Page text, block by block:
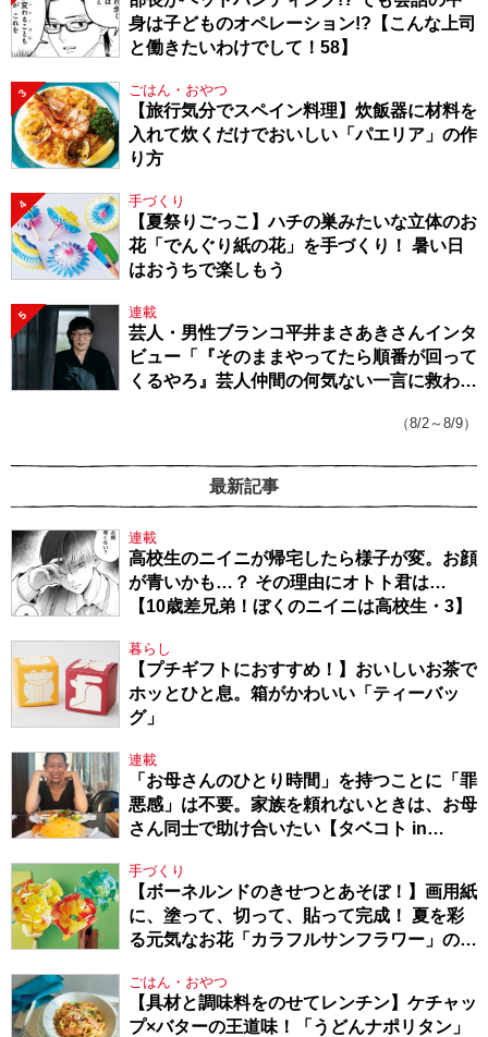
身は子どものオペレーション!?【こんな上司
と働きたいわけでして！58】
3 ごはん・おやつ
【旅行気分でスペイン料理】炊飯器に材料を
入れて炊くだけでおいしい「パエリア」の作
り方
4 手づくり
【夏祭りごっこ】ハチの巣みたいな立体のお
花「でんぐり紙の花」を手づくり！ 暑い日
はおうちで楽しもう
5 連載
芸人・男性ブランコ平井まさあきさんインタ
ビュー「『そのままやってたら順番が回って
くるやろ』芸人仲間の何気ない一言に救われ
（8/2～8/9）
最新記事
連載
高校生のニイニが帰宅したら様子が変。お顔
が青いかも…？ その理由にオトト君は…
【10歳差兄弟！ぼくのニイニは高校生・3】
暮らし
【プチギフトにおすすめ！】おいしいお茶で
ホッとひと息。箱がかわいい「ティーバッ
グ」
連載
「お母さんのひとり時間」を持つことに「罪
悪感」は不要。家族を頼れないときは、お母
さん同士で助け合いたい【タベコト in
手づくり
【ボーネルンドのきせつとあそぼ！】画用紙
に、塗って、切って、貼って完成！ 夏を彩
る元気なお花「カラフルサンフラワー」の作
ごはん・おやつ
【具材と調味料をのせてレンチン】ケチャッ
プ×バターの王道味！「うどんナポリタン」